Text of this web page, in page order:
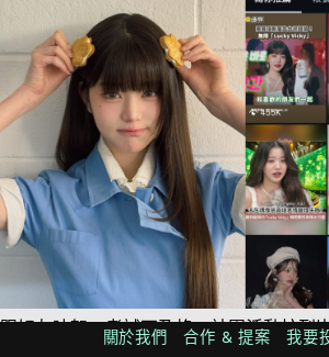
跟好友吵架、考試不及格、社團活動忙到
關於我們 合作 & 提案 我要